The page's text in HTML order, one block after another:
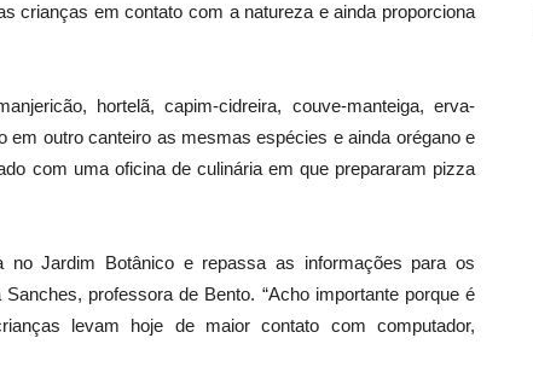
crianças em contato com a natureza e ainda proporciona
hortelã, capim-cidreira, couve-manteiga, erva-
em outro canteiro as mesmas espécies e ainda orégano e
com uma oficina de culinária em que prepararam pizza
no Jardim Botânico e repassa as informações para os
professora de Bento. “Acho importante porque é
levam hoje de maior contato com computador,